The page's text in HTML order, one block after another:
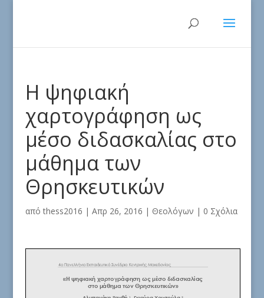
Η ψηφιακή
χαρτογράφηση ως
μέσο διδασκαλίας στο
μάθημα των
Θρησκευτικών
απόthess2016 | Απρ 26, 2016 | Θεολόγων | 0 Σχόλια